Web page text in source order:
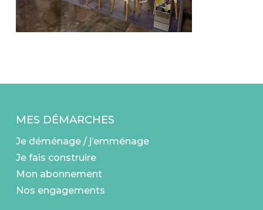
MES DÉMARCHES
Je déménage / j’emménage
Je fais construire
Mon abonnement
Nos engagements